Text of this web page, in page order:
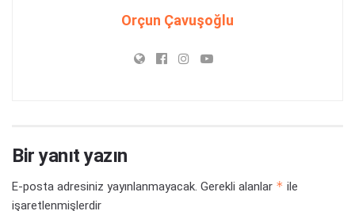
Orçun Çavuşoğlu
Bir yanıt yazın
E-posta adresiniz yayınlanmayacak. Gerekli alanlar * ile
işaretlenmişlerdir